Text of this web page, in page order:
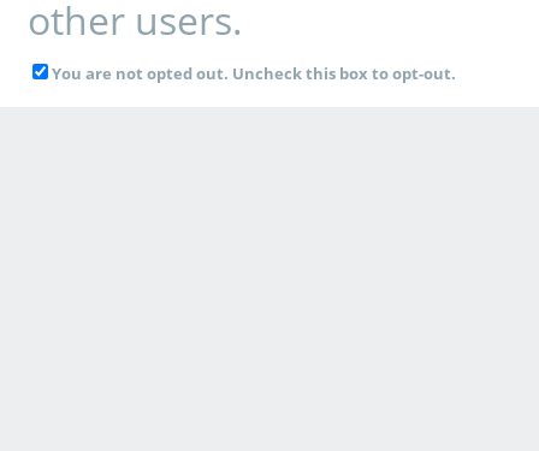
other users.
You are not opted out. Uncheck this box to opt-out.